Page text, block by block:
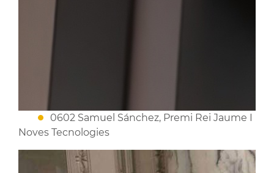
0602 Samuel Sánchez, Premi Rei Jaume I
Noves Tecnologies